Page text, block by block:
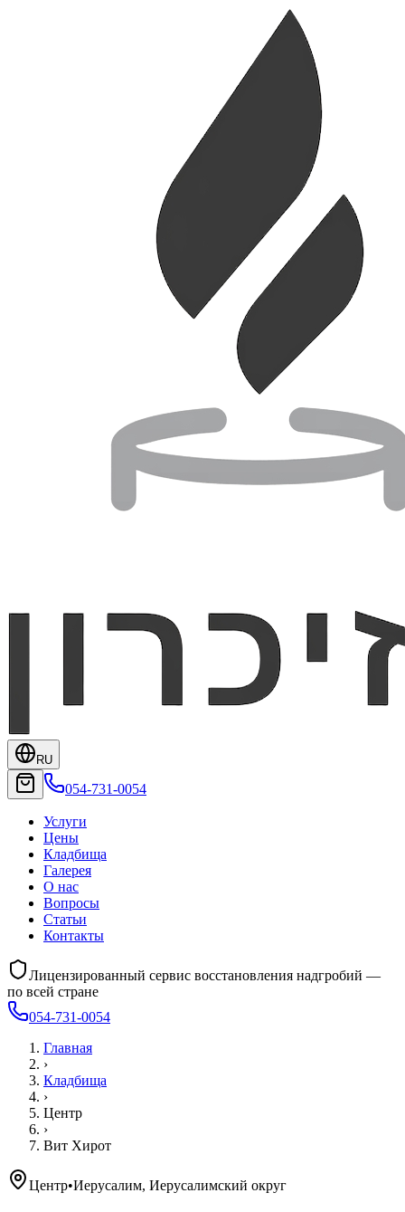
RU
054-731-0054
Услуги
Цены
Кладбища
Галерея
О нас
Вопросы
Статьи
Контакты
Лицензированный сервис восстановления надгробий —
по всей стране
054-731-0054
Главная
›
Кладбища
›
Центр
›
Вит Хирот
Центр•Иерусалим, Иерусалимский округ